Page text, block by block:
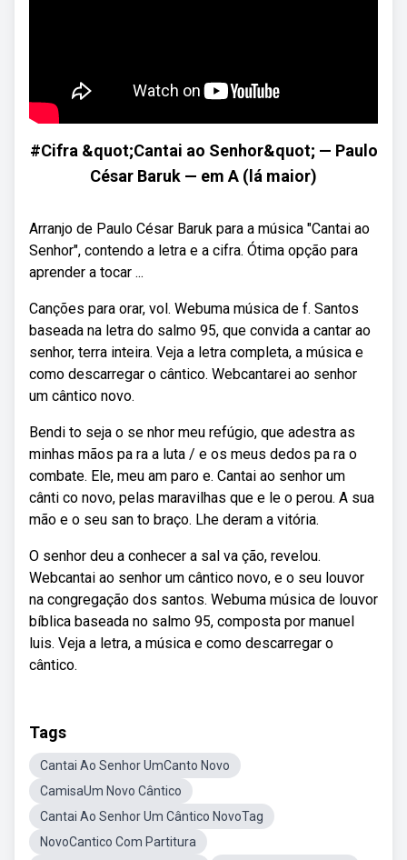
#Cifra &quot;Cantai ao Senhor&quot; — Paulo
César Baruk — em A (lá maior)
Arranjo de Paulo César Baruk para a música "Cantai ao
Senhor", contendo a letra e a cifra. Ótima opção para
aprender a tocar ...
Canções para orar, vol. Webuma música de f. Santos
baseada na letra do salmo 95, que convida a cantar ao
senhor, terra inteira. Veja a letra completa, a música e
como descarregar o cântico. Webcantarei ao senhor
um cântico novo.
Bendi to seja o se nhor meu refúgio, que adestra as
minhas mãos pa ra a luta / e os meus dedos pa ra o
combate. Ele, meu am paro e. Cantai ao senhor um
cânti co novo, pelas maravilhas que e le o perou. A sua
mão e o seu san to braço. Lhe deram a vitória.
O senhor deu a conhecer a sal va ção, revelou.
Webcantai ao senhor um cântico novo, e o seu louvor
na congregação dos santos. Webuma música de louvor
bíblica baseada no salmo 95, composta por manuel
luis. Veja a letra, a música e como descarregar o
cântico.
Tags
Cantai Ao Senhor UmCanto Novo
CamisaUm Novo Cântico
Cantai Ao Senhor Um Cântico NovoTag
NovoCantico Com Partitura